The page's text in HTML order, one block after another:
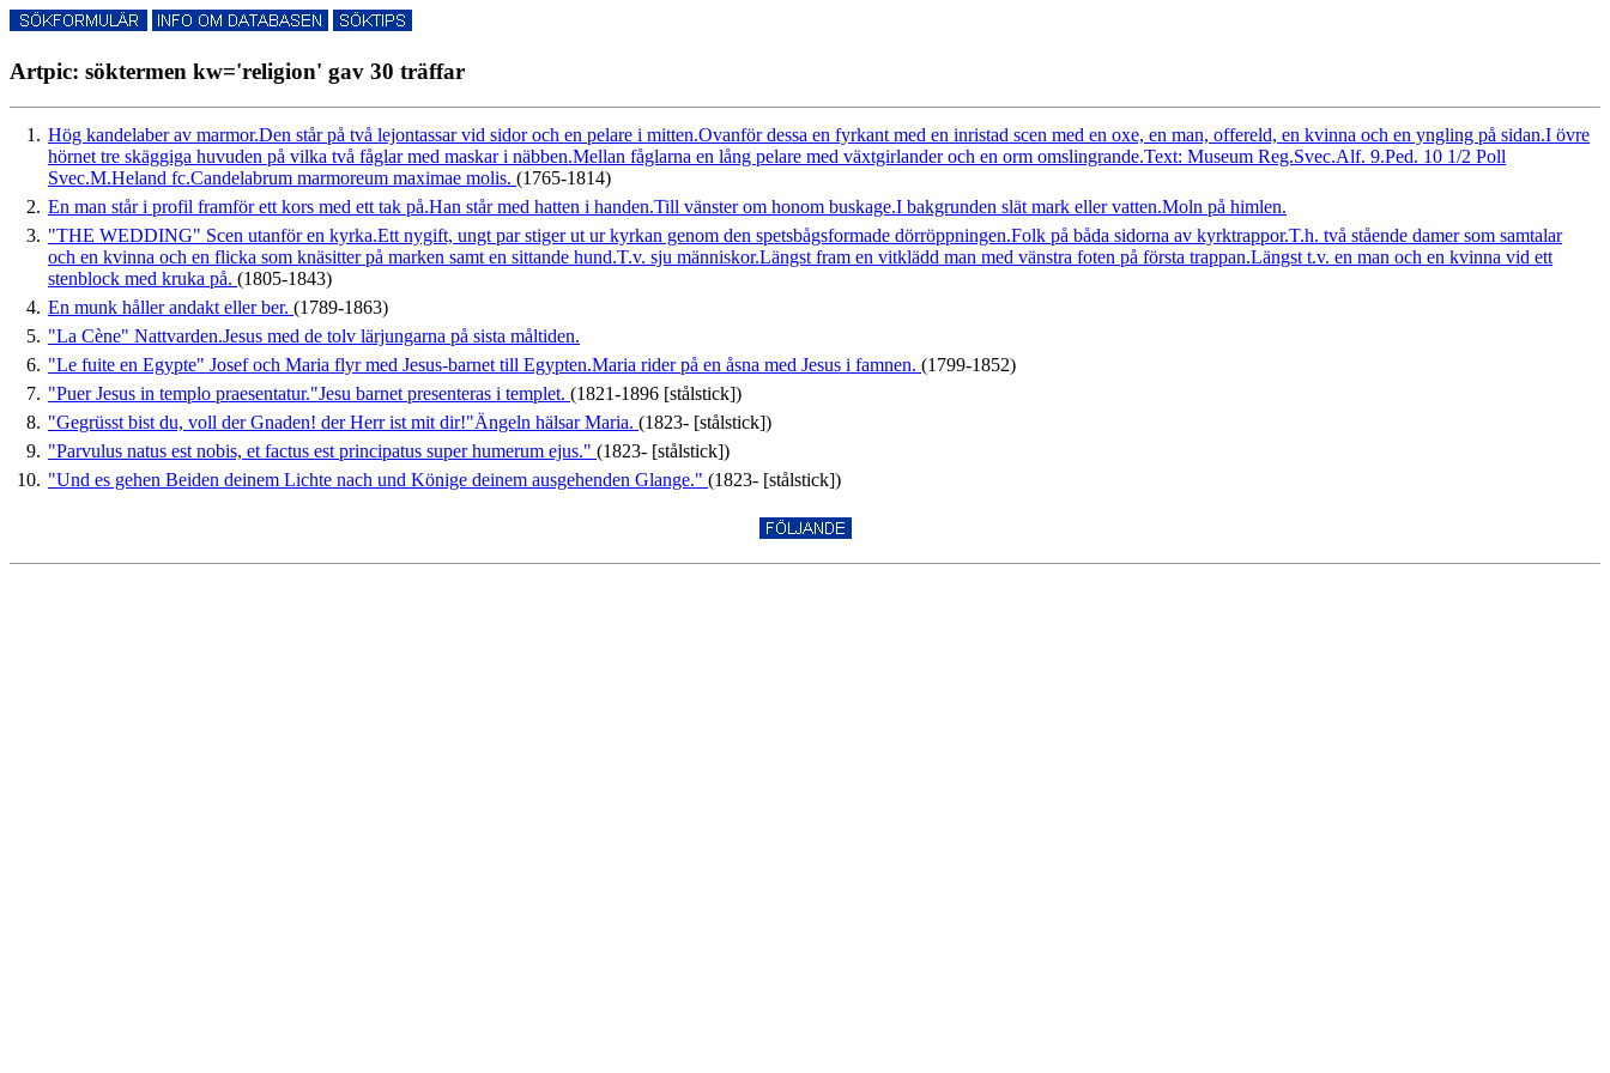
Artpic: söktermen kw='religion' gav 30 träffar
1. Hög kandelaber av marmor.Den står på två lejontassar vid sidor och en pelare i mitten.Ovanför dessa en fyrkant med en inristad scen med en oxe, en man, offereld, en kvinna och en yngling på sidan.I övre
hörnet tre skäggiga huvuden på vilka två fåglar med maskar i näbben.Mellan fåglarna en lång pelare med växtgirlander och en orm omslingrande.Text: Museum Reg.Svec.Alf. 9.Ped. 10 1/2 Poll
Svec.M.Heland fc.Candelabrum marmoreum maximae molis. (1765-1814)
2. En man står i profil framför ett kors med ett tak på.Han står med hatten i handen.Till vänster om honom buskage.I bakgrunden slät mark eller vatten.Moln på himlen.
3. "THE WEDDING" Scen utanför en kyrka.Ett nygift, ungt par stiger ut ur kyrkan genom den spetsbågsformade dörröppningen.Folk på båda sidorna av kyrktrappor.T.h. två stående damer som samtalar
och en kvinna och en flicka som knäsitter på marken samt en sittande hund.T.v. sju människor.Längst fram en vitklädd man med vänstra foten på första trappan.Längst t.v. en man och en kvinna vid ett
stenblock med kruka på. (1805-1843)
4. En munk håller andakt eller ber. (1789-1863)
5. "La Cène" Nattvarden.Jesus med de tolv lärjungarna på sista måltiden.
6. "Le fuite en Egypte" Josef och Maria flyr med Jesus-barnet till Egypten.Maria rider på en åsna med Jesus i famnen. (1799-1852)
7. "Puer Jesus in templo praesentatur."Jesu barnet presenteras i templet. (1821-1896 [stålstick])
8. "Gegrüsst bist du, voll der Gnaden! der Herr ist mit dir!"Ängeln hälsar Maria. (1823- [stålstick])
9. "Parvulus natus est nobis, et factus est principatus super humerum ejus." (1823- [stålstick])
10. "Und es gehen Beiden deinem Lichte nach und Könige deinem ausgehenden Glange." (1823- [stålstick])